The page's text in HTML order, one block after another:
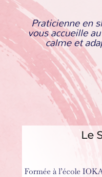
Praticienne en
vous accueille
calme et
Le
Formée à l’école